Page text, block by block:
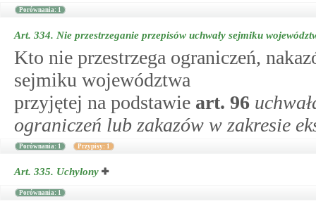
Porównania: 1
Art. 334. Nie przestrzeganie przepisów uchwały sejmiku
Kto nie przestrzega ograniczeń,
sejmiku województwa
przyjętej na podstawie art. 96
ograniczeń lub zakazów w zakresie
Porównania: 1 Przypisy: 1
Art. 335. Uchylony
Porównania: 1